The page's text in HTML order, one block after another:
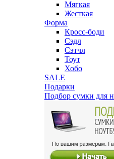
Мягкая
Жесткая
Форма
Кросс-боди
Сэдл
Сэтчл
Тоут
Хобо
SALE
Подарки
Подбор сумки для